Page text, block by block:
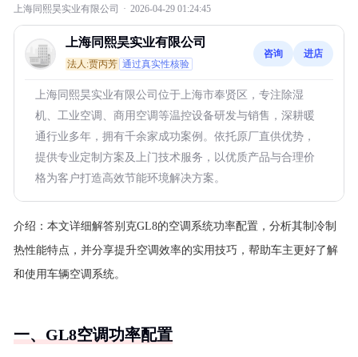
上海同熙昊实业有限公司 · 2026-04-29 01:24:45
上海同熙昊实业有限公司
法人:贾丙芳 通过真实性核验
咨询 进店
上海同熙昊实业有限公司位于上海市奉贤区，专注除湿
机、工业空调、商用空调等温控设备研发与销售，深耕暖
通行业多年，拥有千余家成功案例。依托原厂直供优势，
提供专业定制方案及上门技术服务，以优质产品与合理价
格为客户打造高效节能环境解决方案。
介绍： 本文详细解答别克GL8的空调系统功率配置，分析其制冷制
热性能特点，并分享提升空调效率的实用技巧，帮助车主更好了解
和使用车辆空调系统。
一、GL8空调功率配置